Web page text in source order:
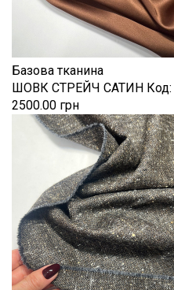
Базова тканина
ШОВК СТРЕЙЧ САТИН Код:
2500.00 грн